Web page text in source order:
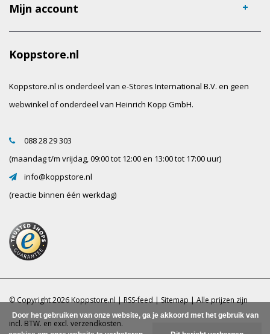
Mijn account
Koppstore.nl
Koppstore.nl is onderdeel van e-Stores International B.V. en geen
webwinkel of onderdeel van Heinrich Kopp GmbH.
088 28 29 303
(maandag t/m vrijdag, 09:00 tot 12:00 en 13:00 tot 17:00 uur)
info@koppstore.nl
(reactie binnen één werkdag)
© Copyright 2026 Koppstore.nl |RSS-feed|Sitemap| Alle prijzen zijn
incl. BTW. en excl. verzendkosten.
Door het gebruiken van onze website, ga je akkoord met het gebruik van